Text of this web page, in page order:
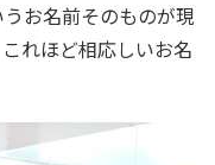
お名前そのものが現
れほど相応しいお名